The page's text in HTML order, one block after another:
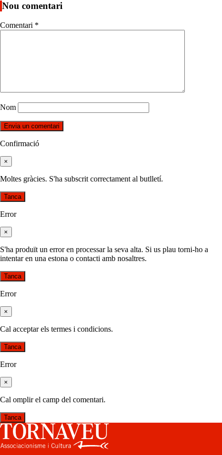
Nou comentari
Comentari *
Nom
Confirmació
×
Moltes gràcies. S'ha subscrit correctament al butlletí.
Tanca
Error
×
S'ha produït un error en processar la seva alta. Si us plau torni-ho a
intentar en una estona o contacti amb nosaltres.
Tanca
Error
×
Cal acceptar els termes i condicions.
Tanca
Error
×
Cal omplir el camp del comentari.
Tanca